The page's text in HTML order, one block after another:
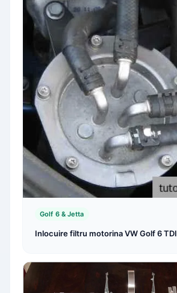
Golf 6 & Jetta
Inlocuire filtru motorina VW Golf 6 TDI